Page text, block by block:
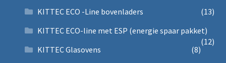
KITTEC ECO -Line bovenladers
(13)
KITTEC ECO-line met ESP (energie spaar pakket)
(12)
KITTEC Glasovens
(8)